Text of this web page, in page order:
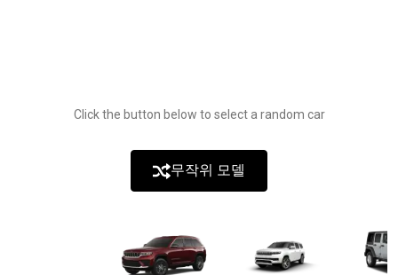
Click the button below to select a random car
무작위 모델